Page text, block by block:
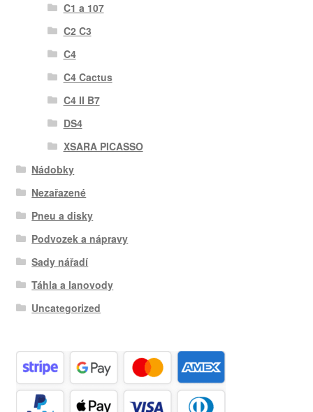
C1 a 107
C2 C3
C4
C4 Cactus
C4 II B7
DS4
XSARA PICASSO
Nádobky
Nezařazené
Pneu a disky
Podvozek a nápravy
Sady nářadí
Táhla a lanovody
Uncategorized